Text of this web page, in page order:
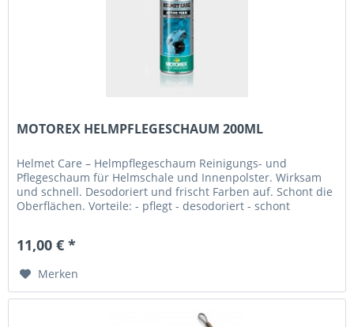
MOTOREX HELMPFLEGESCHAUM 200ML
Helmet Care – Helmpflegeschaum Reinigungs- und
Pflegeschaum für Helmschale und Innenpolster. Wirksam
und schnell. Desodoriert und frischt Farben auf. Schont die
Oberflächen. Vorteile: - pflegt - desodoriert - schont
11,00 € *
Merken